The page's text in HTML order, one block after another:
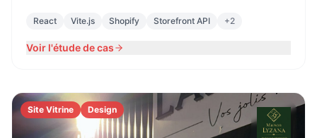
React Vite.js Shopify Storefront API +2
Voir l'étude de cas
Site Vitrine Design